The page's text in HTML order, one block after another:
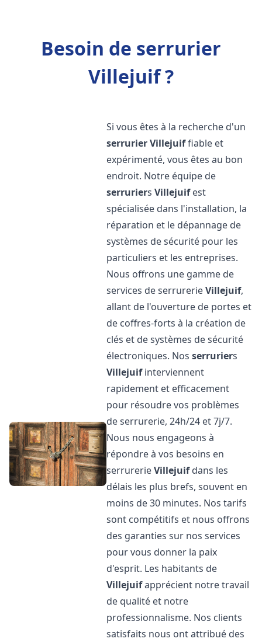
Besoin de serrurier
Villejuif ?
Si vous êtes à la recherche d'un
serrurierVillejuiffiable et
expérimenté, vous êtes au bon
endroit. Notre équipe de
serruriersVillejuifest
spécialisée dans l'installation, la
réparation et le dépannage de
systèmes de sécurité pour les
particuliers et les entreprises.
Nous offrons une gamme de
services de serrurerieVillejuif,
allant de l'ouverture de portes et
de coffres-forts à la création de
clés et de systèmes de sécurité
électroniques. Nosserruriers
Villejuifinterviennent
rapidement et efficacement
pour résoudre vos problèmes
de serrurerie, 24h/24 et 7j/7.
Nous nous engageons à
répondre à vos besoins en
serrurerieVillejuifdans les
délais les plus brefs, souvent en
moins de 30 minutes. Nos tarifs
sont compétitifs et nous offrons
des garanties sur nos services
pour vous donner la paix
d'esprit. Les habitants de
Villejuifapprécient notre travail
de qualité et notre
professionnalisme. Nos clients
satisfaits nous ont attribué des